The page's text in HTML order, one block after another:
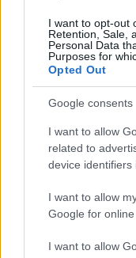
I want to opt-out
Retention, Sale,
Personal Data
Purposes for
Opted Out
Google consents
I want to allow
related to
device identifiers
I want to allow
Google for
I want to allow
A